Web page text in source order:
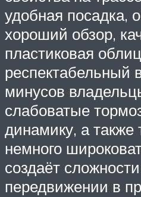
удобная посадка,
хороший обзор,
пластиковая
респектабельный
минусов
слабоватые
динамику, а также
немного
создаёт
передвижении в